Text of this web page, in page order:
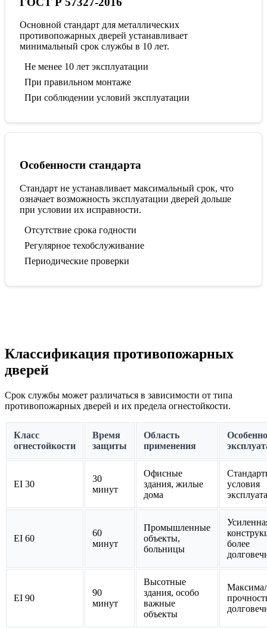
Основной стандарт для металлических
противопожарных дверей устанавливает
минимальный срок службы в 10 лет.
Не менее 10 лет эксплуатации
При правильном монтаже
При соблюдении условий эксплуатации
Особенности стандарта
Стандарт не устанавливает максимальный срок, что
означает возможность эксплуатации дверей дольше
при условии их исправности.
Отсутствие срока годности
Регулярное техобслуживание
Периодические проверки
Классификация противопожарных
дверей
Срок службы может различаться в зависимости от типа
противопожарных дверей и их предела огнестойкости.
Класс
огнестойкости
Время
защиты
Область
применения
EI 30
30
минут
Офисные
здания, жилые
дома
условия
EI 60
60
минут
Промышленные
объекты,
больницы
более
EI 90
90
минут
Высотные
здания, особо
важные
объекты